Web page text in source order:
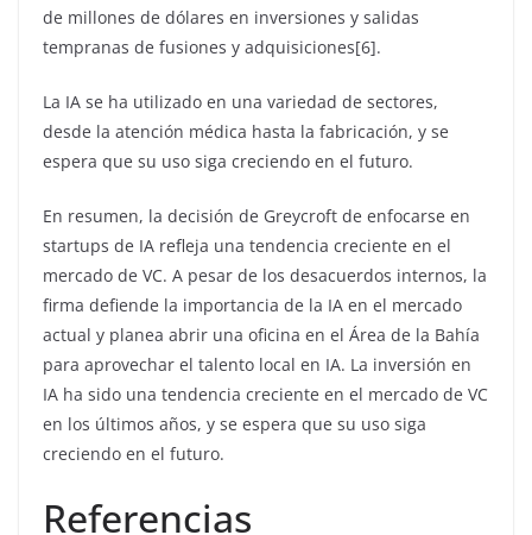
de millones de dólares en inversiones y salidas
tempranas de fusiones y adquisiciones[6].
La IA se ha utilizado en una variedad de sectores,
desde la atención médica hasta la fabricación, y se
espera que su uso siga creciendo en el futuro.
En resumen, la decisión de Greycroft de enfocarse en
startups de IA refleja una tendencia creciente en el
mercado de VC. A pesar de los desacuerdos internos, la
firma defiende la importancia de la IA en el mercado
actual y planea abrir una oficina en el Área de la Bahía
para aprovechar el talento local en IA. La inversión en
IA ha sido una tendencia creciente en el mercado de VC
en los últimos años, y se espera que su uso siga
creciendo en el futuro.
Referencias